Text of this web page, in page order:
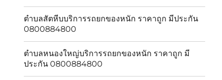
ตำบลสัตหีบบริการรถยกของหนัก ราคาถูก มีประกัน
0800884800
ตำบลหนองใหญ่บริการรถยกของหนัก ราคาถูก มี
ประกัน 0800884800